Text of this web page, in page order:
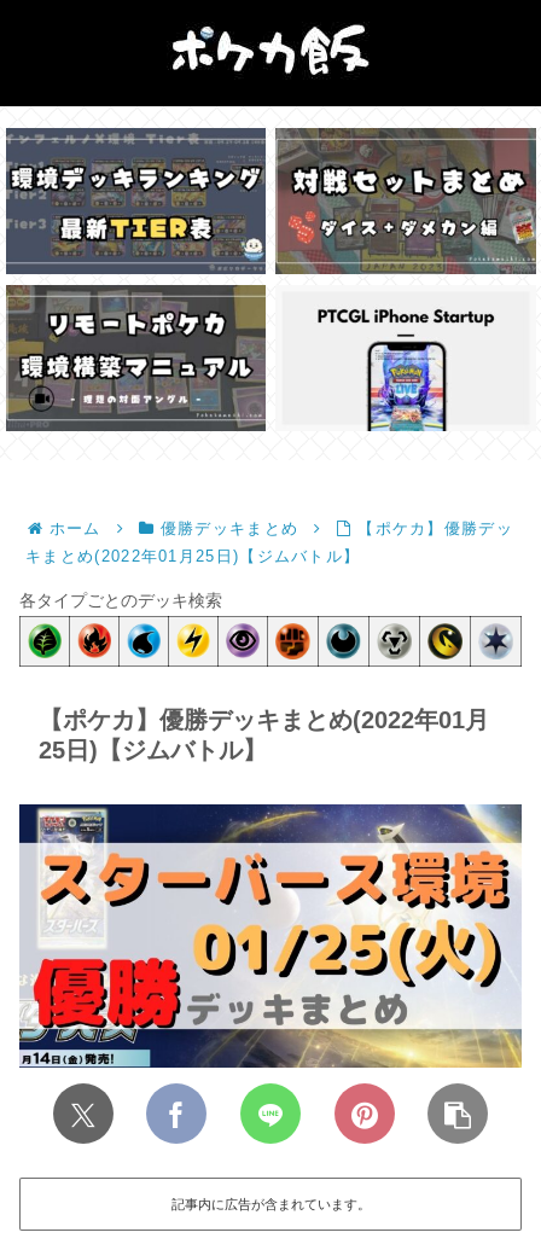
ホーム 優勝デッキまとめ
【ポケカ】優勝デッ
キまとめ(2022年01月25日)【ジムバトル】
各タイプごとのデッキ検索
【ポケカ】優勝デッキまとめ(2022年01月
25日)【ジムバトル】
記事内に広告が含まれています。